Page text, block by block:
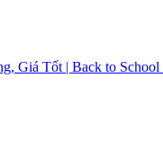
Giá Tốt | Back to School